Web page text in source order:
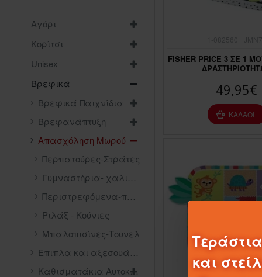
και
Αγόρι
Κορίτσι
Unisex
Βρεφικά
Βρεφικά Παιχνίδια
Βρεφανάπτυξη
Απασχόληση Μωρού
Περπατούρες-Στράτες
Ριλάξ - Κούνιες
Μπαλοπισίνες-Τουνελ
Καθισματάκια Αυτοκινήτου
FISHER PRICE 3 ΣΕ 1
49,95€
ΚΑΛΆΘΙ